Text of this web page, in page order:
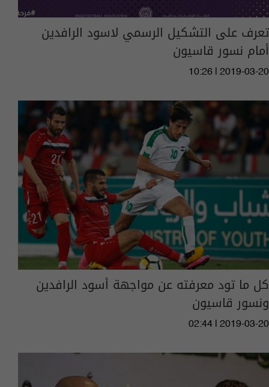
تعرف على التشكيل الرسمي لاسود الرافدين
أمام نسور قاسيون
10:26 | 2019-03-20
كل ما تود معرفته عن مواجهة أسود الرافدين
ونسور قاسيون
02:44 | 2019-03-20